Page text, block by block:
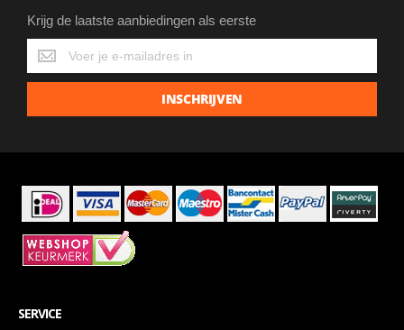
Krijg de laatste aanbiedingen als eerste
Krijg
de
laatste
INSCHRIJVEN
SERVICE